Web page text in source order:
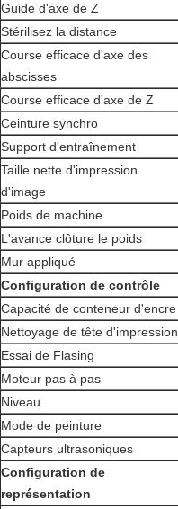
Guide d'axe de Z
Stérilisez la distance
Course efficace d'axe des
abscisses
Course efficace d'axe de Z
Ceinture synchro
Support d'entraînement
Taille nette d'impression
d'image
Poids de machine
L'avance clôture le poids
Mur appliqué
Configuration de contrôle
Capacité de conteneur d'encre
Nettoyage de tête d'impression
Essai de Flasing
Moteur pas à pas
Niveau
Mode de peinture
Capteurs ultrasoniques
Configuration de
représentation